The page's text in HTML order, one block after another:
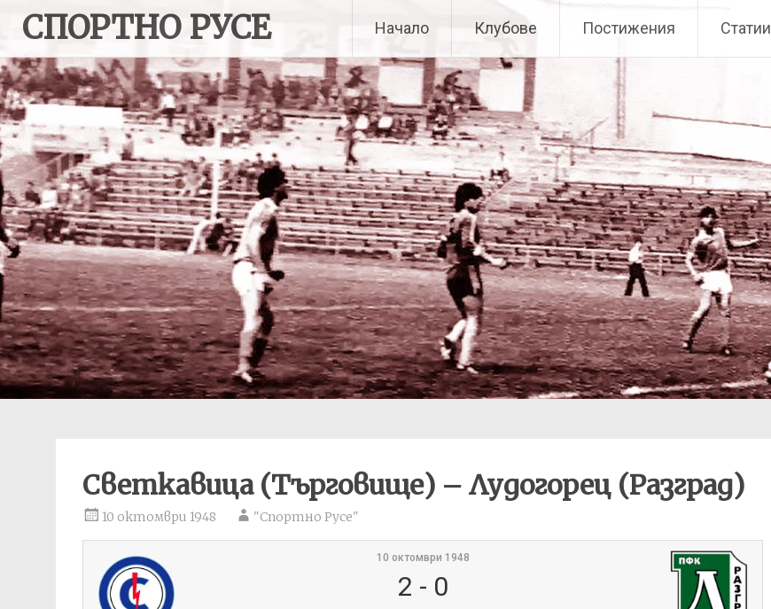
content
СПОРТНО РУСЕ Начало Клубове Постижения Статии
Светкавица (Търговище) – Лудогорец (Разград)
10 октомври 1948 "Спортно Русе"
10 октомври 1948
2 - 0